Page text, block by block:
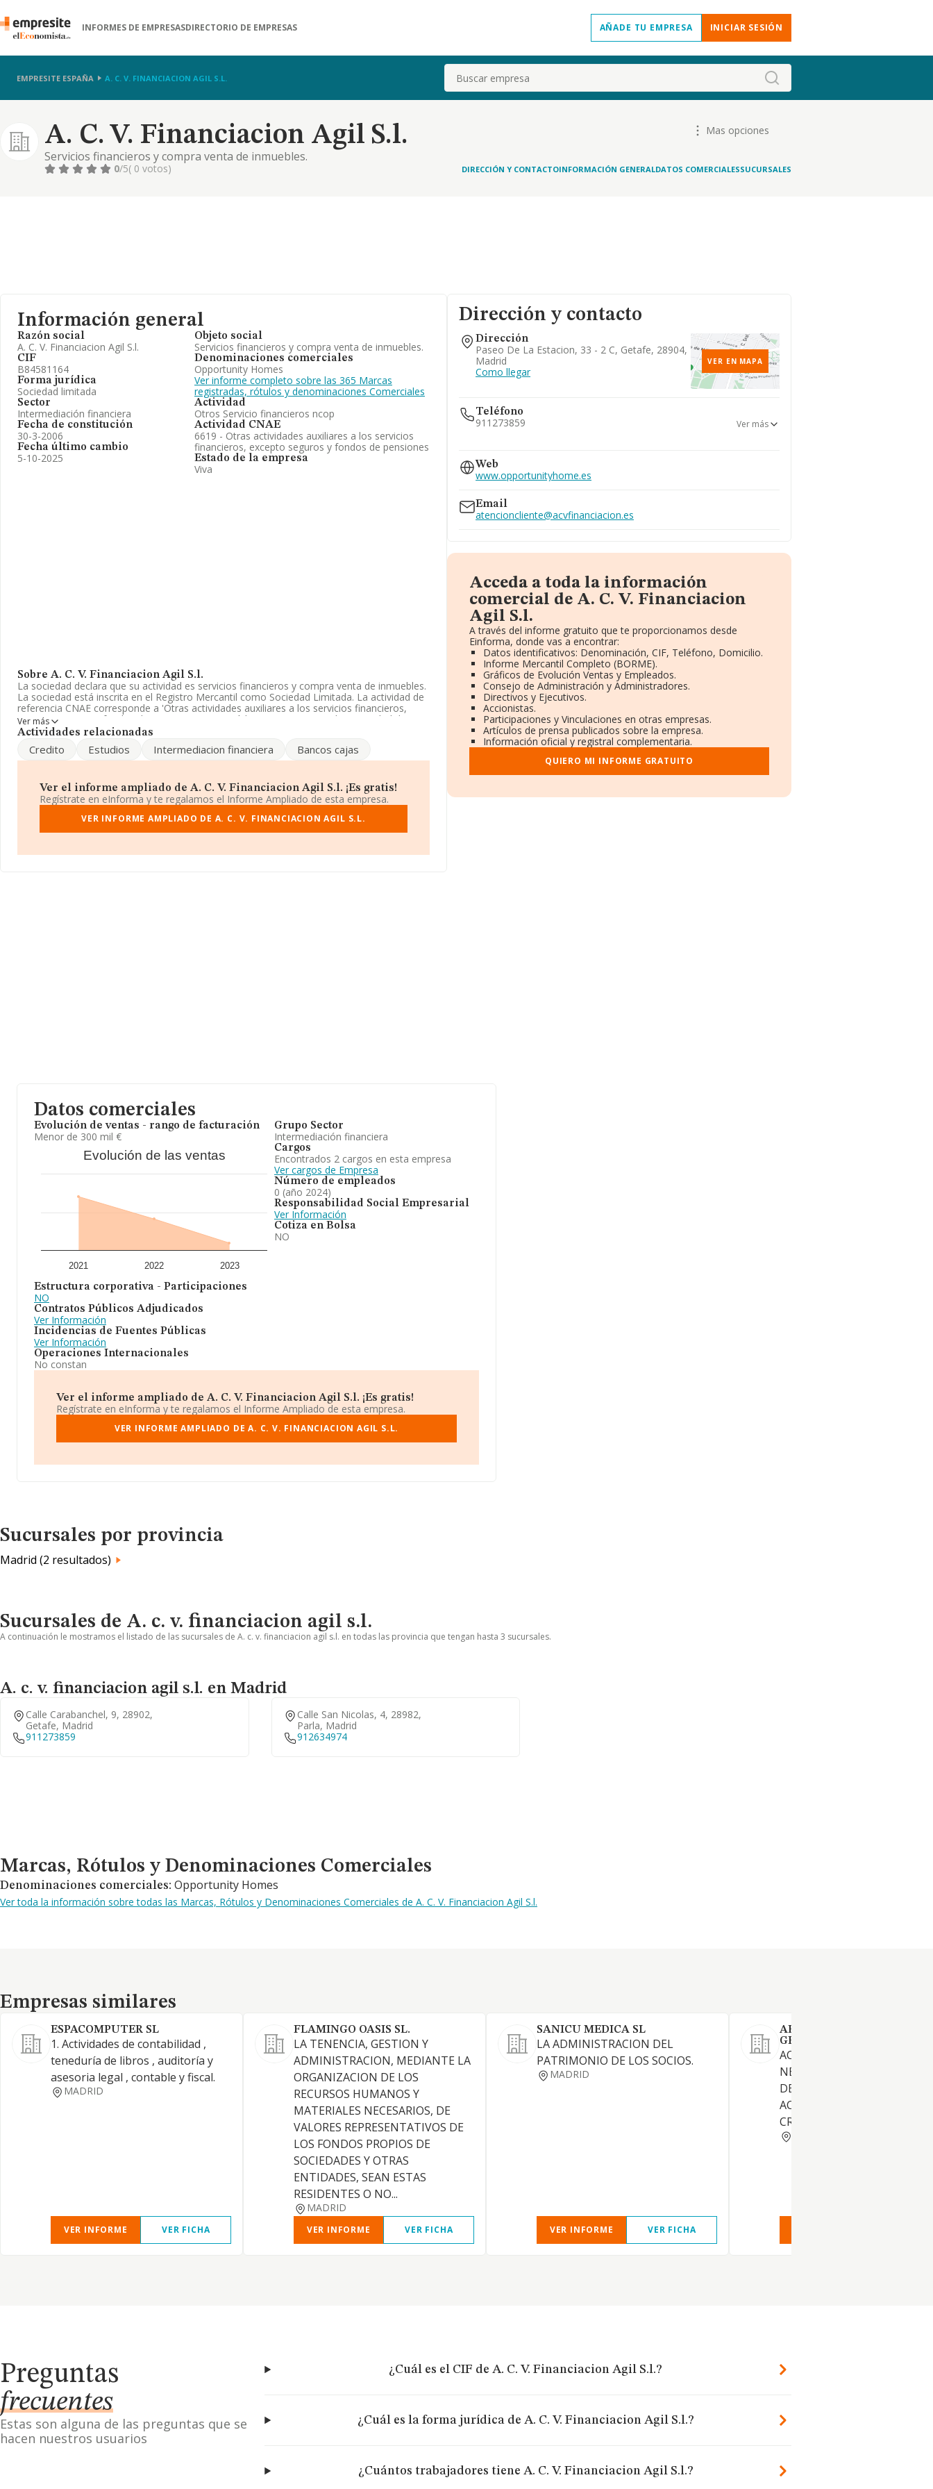
INFORMES DE EMPRESASDIRECTORIO DE EMPRESAS AÑADE TU EMPRESA INICIAR SESIÓN
EMPRESITE ESPAÑA A. C. V. FINANCIACION AGIL S.L. Buscar
A. C. V. Financiacion Agil S.l.
Servicios financieros y compra venta de inmuebles.
Mas opciones
0/5( 0 votos) DIRECCIÓN Y CONTACTOINFORMACIÓN GENERALDATOS COMERCIALESSUCURSALES
Información general
Razón social
A. C. V. Financiacion Agil S.l.
CIF
B84581164
Forma jurídica
Sociedad limitada
Sector
Intermediación financiera
Fecha de constitución
30-3-2006
Fecha último cambio
5-10-2025
Objeto social
Servicios financieros y compra venta de inmuebles.
Denominaciones comerciales
Opportunity Homes
Ver informe completo sobre las 365 Marcas
registradas, rótulos y denominaciones Comerciales
Actividad
Otros Servicio financieros ncop
Actividad CNAE
6619 - Otras actividades auxiliares a los servicios
financieros, excepto seguros y fondos de pensiones
Estado de la empresa
Viva
Sobre A. C. V. Financiacion Agil S.l.
La sociedad declara que su actividad es servicios financieros y compra venta de inmuebles.
La sociedad está inscrita en el Registro Mercantil como Sociedad Limitada. La actividad de
referencia CNAE corresponde a 'Otras actividades auxiliares a los servicios financieros,
excepto seguros y fondos de pensiones', cuyo Código es 6619. No realiza actividad de
importación y/o exportación.
Es posible ponerse en contacto con la empresa a través del teléfono 911273859 y su email
esatencioncliente@acvfinanciacion.es. Puedes visitar su sitio web:
La sociedad españolaA. C. V. Financiacion Agil S.L, CIF B84581164, se encuentra en
Paseo De La Estación núm. 33 2 C, (28904), Getafe, Madrid.
Con los datos a disposición de INFORMA sobre 7.332 empresas pertenecientes al sector, a
facturación de ventas entre todas las compañías asciende a los 424 mil euros. Teniendo en
Ver más
Actividades relacionadas
Credito Estudios Intermediacion financiera Bancos cajas
Ver el informe ampliado de A. C. V. Financiacion Agil S.l. ¡Es gratis!
Regístrate en eInforma y te regalamos el Informe Ampliado de esta empresa.
VER INFORME AMPLIADO DE A. C. V. FINANCIACION AGIL S.L.
Dirección y contacto
Dirección
Paseo De La Estacion, 33 - 2 C, Getafe, 28904,
Madrid
Como llegar
VER EN MAPA
Teléfono
911273859
Ver teléfono 685...
Ver más
Web
www.opportunityhome.es
Email
atencioncliente@acvfinanciacion.es
Acceda a toda la información
comercial de A. C. V. Financiacion
Agil S.l.
A través del informe gratuito que te proporcionamos desde
Einforma, donde vas a encontrar:
Datos identificativos: Denominación, CIF, Teléfono, Domicilio.
Informe Mercantil Completo (BORME).
Gráficos de Evolución Ventas y Empleados.
Consejo de Administración y Administradores.
Directivos y Ejecutivos.
Accionistas.
Participaciones y Vinculaciones en otras empresas.
Artículos de prensa publicados sobre la empresa.
Información oficial y registral complementaria.
QUIERO MI INFORME GRATUITO
Datos comerciales
Evolución de ventas - rango de facturación
Menor de 300 mil €
Evolución de las ventas
2021 2022 2023
Estructura corporativa - Participaciones
NO
Contratos Públicos Adjudicados
Ver Información
Incidencias de Fuentes Públicas
Ver Información
Operaciones Internacionales
No constan
Grupo Sector
Intermediación financiera
Cargos
Encontrados 2 cargos en esta empresa
Ver cargos de Empresa
Número de empleados
0 (año 2024)
Responsabilidad Social Empresarial
Ver Información
Cotiza en Bolsa
NO
Ver el informe ampliado de A. C. V. Financiacion Agil S.l. ¡Es gratis!
Regístrate en eInforma y te regalamos el Informe Ampliado de esta empresa.
VER INFORME AMPLIADO DE A. C. V. FINANCIACION AGIL S.L.
Sucursales por provincia
Madrid (2 resultados)
Sucursales de A. c. v. financiacion agil s.l.
A continuación le mostramos el listado de las sucursales de A. c. v. financiacion agil s.l. en todas las provincia que tengan hasta 3 sucursales.
A. c. v. financiacion agil s.l. en Madrid
Calle Carabanchel, 9, 28902,
Getafe, Madrid
911273859
Calle San Nicolas, 4, 28982,
Parla, Madrid
912634974
Marcas, Rótulos y Denominaciones Comerciales
Marcas, Rótulos y Denominaciones Comerciales
Denominaciones comerciales: Opportunity Homes
Ver toda la información sobre todas las Marcas, Rótulos y Denominaciones Comerciales de A. C. V. Financiacion Agil S.l.
Empresas similares
Empresas similares
ESPACOMPUTER SL
1. Actividades de contabilidad ,
teneduría de libros , auditoría y
asesoria legal , contable y fiscal.
MADRID
VER INFORME VER FICHA
FLAMINGO OASIS SL.
LA TENENCIA, GESTION Y
ADMINISTRACION, MEDIANTE LA
ORGANIZACION DE LOS
RECURSOS HUMANOS Y
MATERIALES NECESARIOS, DE
VALORES REPRESENTATIVOS DE
LOS FONDOS PROPIOS DE
SOCIEDADES Y OTRAS
ENTIDADES, SEAN ESTAS
RESIDENTES O NO...
MADRID
VER INFORME VER FICHA
SANICU MEDICA SL
LA ADMINISTRACION DEL
PATRIMONIO DE LOS SOCIOS.
MADRID
VER INFORME VER FICHA
ABANA INVERSIONES Y
GESTION DE
ACTUAR HABITUALMENTE
NEGOCIACION O
DE OPERACIONES TIPICAS
ACTIVIDAD DE UNA
CREDITO
Preguntas
frecuentes
Estas son alguna de las preguntas que se
hacen nuestros usuarios
¿Cuál es el CIF de A. C. V. Financiacion Agil S.l.?
¿Cuál es la forma jurídica de A. C. V. Financiacion Agil S.l.?
¿Cuántos trabajadores tiene A. C. V. Financiacion Agil S.l.?